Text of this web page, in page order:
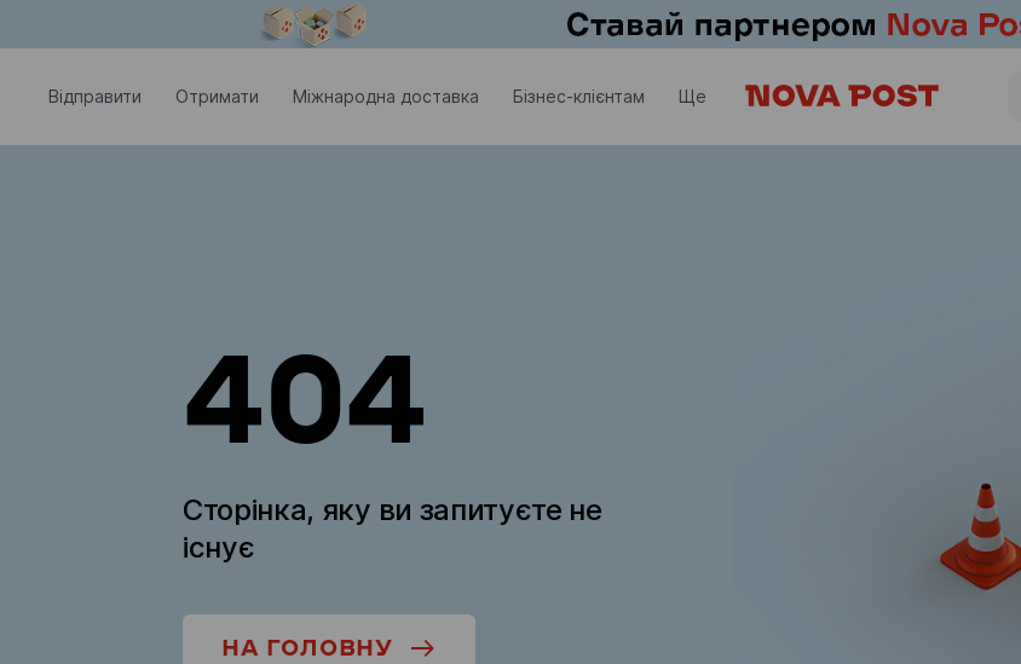
Відправити Отримати Міжнародна доставка Бізнес-клієнтам Ще
404
Сторінка, яку ви запитуєте не
існує
НА ГОЛОВНУ